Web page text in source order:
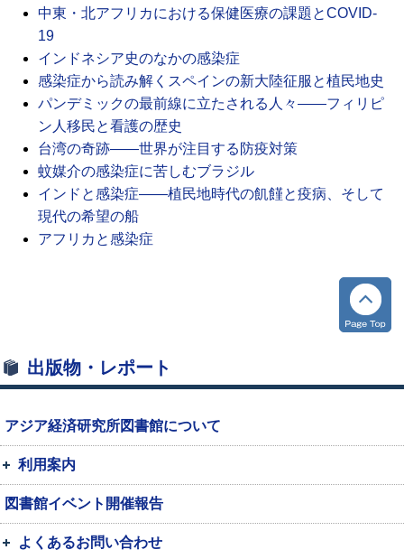
中東・北アフリカにおける保健医療の課題とCOVID-
19
インドネシア史のなかの感染症
感染症から読み解くスペインの新大陸征服と植民地史
パンデミックの最前線に立たされる人々――フィリピ
ン人移民と看護の歴史
台湾の奇跡――世界が注目する防疫対策
蚊媒介の感染症に苦しむブラジル
インドと感染症――植民地時代の飢饉と疫病、そして
現代の希望の船
アフリカと感染症
出版物・レポート
アジア経済研究所図書館について
利用案内
図書館イベント開催報告
よくあるお問い合わせ